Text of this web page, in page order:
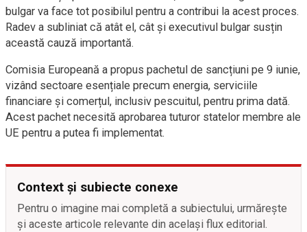
bulgar va face tot posibilul pentru a contribui la acest proces.
Radev a subliniat că atât el, cât și executivul bulgar susțin
această cauză importantă.
Comisia Europeană a propus pachetul de sancțiuni pe 9 iunie,
vizând sectoare esențiale precum energia, serviciile
financiare și comerțul, inclusiv pescuitul, pentru prima dată.
Acest pachet necesită aprobarea tuturor statelor membre ale
UE pentru a putea fi implementat.
Context și subiecte conexe
Pentru o imagine mai completă a subiectului, urmărește
și aceste articole relevante din același flux editorial.